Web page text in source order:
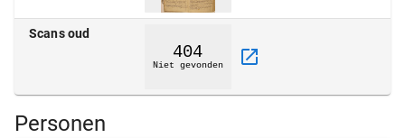
Scans oud
Personen